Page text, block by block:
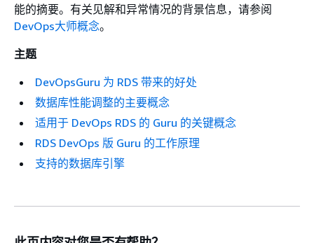
能的摘要。有关见解和异常情况的背景信息，请参阅
DevOps大师概念。
主题
DevOpsGuru 为 RDS 带来的好处
数据库性能调整的主要概念
适用于 DevOps RDS 的 Guru 的关键概念
RDS DevOps 版 Guru 的工作原理
支持的数据库引擎